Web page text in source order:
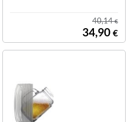
40,14€
34,90 €